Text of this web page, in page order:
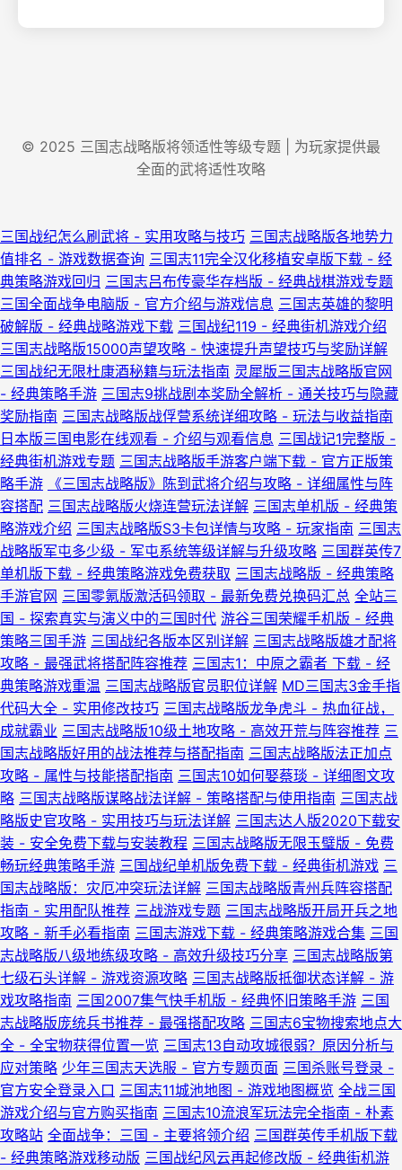
© 2025 三国志战略版将领适性等级专题 | 为玩家提供最
全面的武将适性攻略
三国战纪怎么刷武将 - 实用攻略与技巧 三国志战略版各地势力
值排名 - 游戏数据查询 三国志11完全汉化移植安卓版下载 - 经
典策略游戏回归 三国志吕布传豪华存档版 - 经典战棋游戏专题
三国全面战争电脑版 - 官方介绍与游戏信息 三国志英雄的黎明
破解版 - 经典战略游戏下载 三国战纪119 - 经典街机游戏介绍
三国志战略版15000声望攻略 - 快速提升声望技巧与奖励详解
三国战纪无限杜康酒秘籍与玩法指南 灵犀版三国志战略版官网
- 经典策略手游 三国志9挑战剧本奖励全解析 - 通关技巧与隐藏
奖励指南 三国志战略版战俘营系统详细攻略 - 玩法与收益指南
日本版三国电影在线观看 - 介绍与观看信息 三国战记1完整版 -
经典街机游戏专题 三国志战略版手游客户端下载 - 官方正版策
略手游
《三国志战略版》陈到武将介绍与攻略 - 详细属性与阵
容搭配 三国志战略版火烧连营玩法详解 三国志单机版 - 经典策
略游戏介绍 三国志战略版S3卡包详情与攻略 - 玩家指南 三国志
战略版军屯多少级 - 军屯系统等级详解与升级攻略 三国群英传7
单机版下载 - 经典策略游戏免费获取 三国志战略版 - 经典策略
手游官网 三国零氪版激活码领取 - 最新免费兑换码汇总 全站三
国 - 探索真实与演义中的三国时代 游谷三国荣耀手机版 - 经典
策略三国手游 三国战纪各版本区别详解 三国志战略版雄才配将
攻略 - 最强武将搭配阵容推荐 三国志1：中原之霸者 下载 - 经
典策略游戏重温 三国志战略版官员职位详解 MD三国志3金手指
代码大全 - 实用修改技巧 三国志战略版龙争虎斗 - 热血征战，
成就霸业 三国志战略版10级土地攻略 - 高效开荒与阵容推荐 三
国志战略版好用的战法推荐与搭配指南 三国志战略版法正加点
攻略 - 属性与技能搭配指南 三国志10如何娶蔡琰 - 详细图文攻
略 三国志战略版谋略战法详解 - 策略搭配与使用指南 三国志战
略版史官攻略 - 实用技巧与玩法详解 三国志达人版2020下载安
装 - 安全免费下载与安装教程 三国志战略版无限玉璧版 - 免费
畅玩经典策略手游 三国战纪单机版免费下载 - 经典街机游戏 三
国志战略版：灾厄冲突玩法详解 三国志战略版青州兵阵容搭配
指南 - 实用配队推荐 三战游戏专题 三国志战略版开局开兵之地
攻略 - 新手必看指南 三国志游戏下载 - 经典策略游戏合集 三国
志战略版八级地练级攻略 - 高效升级技巧分享 三国志战略版第
七级石头详解 - 游戏资源攻略 三国志战略版抵御状态详解 - 游
戏攻略指南 三国2007集气快手机版 - 经典怀旧策略手游 三国
志战略版庞统兵书推荐 - 最强搭配攻略 三国志6宝物搜索地点大
全 - 全宝物获得位置一览 三国志13自动攻城很弱？原因分析与
应对策略 少年三国志天选服 - 官方专题页面 三国杀账号登录 -
官方安全登录入口 三国志11城池地图 - 游戏地图概览 全战三国
游戏介绍与官方购买指南 三国志10流浪军玩法完全指南 - 朴素
攻略站 全面战争：三国 - 主要将领介绍 三国群英传手机版下载
- 经典策略游戏移动版 三国战纪风云再起修改版 - 经典街机游